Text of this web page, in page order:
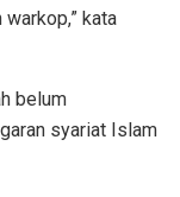
kata
belum
syariat Islam